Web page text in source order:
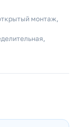
монтаж,